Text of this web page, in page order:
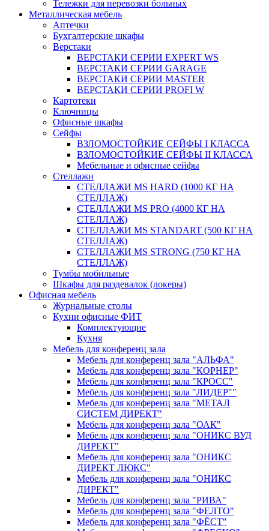
Тележки для перевозки больных
Металлическая мебель
Аптечки
Бухгалтерские шкафы
Верстаки
ВЕРСТАКИ СЕРИИ EXPERT WS
ВЕРСТАКИ СЕРИИ GARAGE
ВЕРСТАКИ СЕРИИ MASTER
ВЕРСТАКИ СЕРИИ PROFI W
Картотеки
Ключницы
Офисные шкафы
Сейфы
ВЗЛОМОСТОЙКИЕ СЕЙФЫ I КЛАССА
ВЗЛОМОСТОЙКИЕ СЕЙФЫ II КЛАССА
Мебельные и офисные сейфы
Стеллажи
СТЕЛЛАЖИ MS HARD (1000 КГ НА
СТЕЛЛАЖ)
СТЕЛЛАЖИ MS PRO (4000 КГ НА
СТЕЛЛАЖ)
СТЕЛЛАЖИ MS STANDART (500 КГ НА
СТЕЛЛАЖ)
СТЕЛЛАЖИ MS STRONG (750 КГ НА
СТЕЛЛАЖ)
Тумбы мобильные
Шкафы для раздевалок (локеры)
Офисная мебель
Журнальные столы
Кухни офисные ФИТ
Комплектующие
Кухня
Мебель для конференц зала
Мебель для конференц зала "АЛЬФА"
Мебель для конференц зала "КОРНЕР"
Мебель для конференц зала "КРОСС"
Мебель для конференц зала "ЛИДЕР""
Мебель для конференц зала "МЕТАЛ
СИСТЕМ ДИРЕКТ"
Мебель для конференц зала "ОАК"
Мебель для конференц зала "ОНИКС ВУД
ДИРЕКТ"
Мебель для конференц зала "ОНИКС
ДИРЕКТ ЛЮКС"
Мебель для конференц зала "ОНИКС
ДИРЕКТ"
Мебель для конференц зала "РИВА"
Мебель для конференц зала "ФЕЛТО"
Мебель для конференц зала "ФЁСТ"